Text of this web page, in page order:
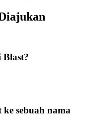
Blast?
sebuah nama